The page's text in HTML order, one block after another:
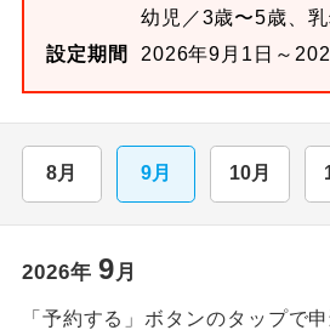
幼児／3歳〜5歳、
設定期間
2026年9月1日～
8月 9月 10月
2026年 9月
「予約する」ボタンのタップで